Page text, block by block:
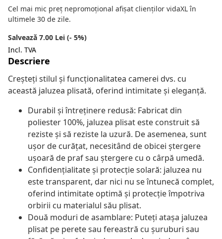
Cel mai mic preț nepromoțional afișat clienților vidaXL în
ultimele 30 de zile.
Salvează 7.00 Lei (- 5%)
Incl. TVA
Descriere
Creșteți stilul și funcționalitatea camerei dvs. cu
această jaluzea plisată, oferind intimitate și eleganță.
Durabil și întreținere redusă: Fabricat din
poliester 100%, jaluzea plisat este construit să
reziste și să reziste la uzură. De asemenea, sunt
ușor de curățat, necesitând de obicei ștergere
ușoară de praf sau ștergere cu o cârpă umedă.
Confidențialitate și protecție solară: jaluzea nu
este transparent, dar nici nu se întunecă complet,
oferind intimitate optimă și protecție împotriva
orbirii cu materialul său plisat.
Două moduri de asamblare: Puteți atașa jaluzea
plisat pe perete sau fereastră cu șuruburi sau